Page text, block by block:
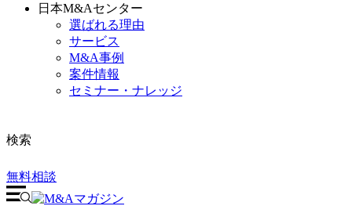
日本M&Aセンター
選ばれる理由
サービス
M&A事例
案件情報
セミナー・ナレッジ
検索
無料相談